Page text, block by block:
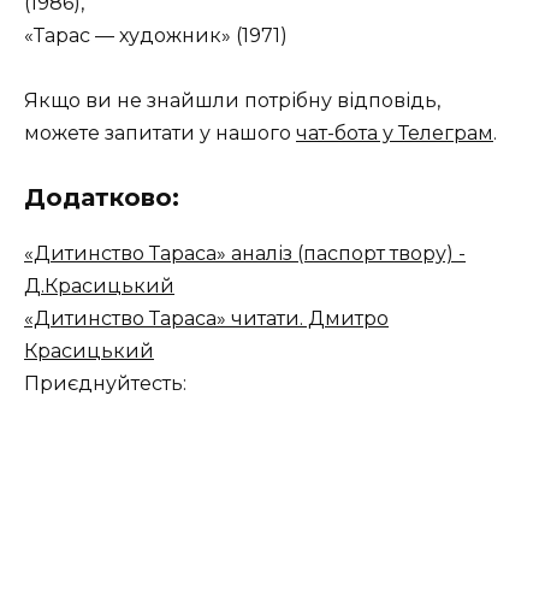
«Тарас — художник» (1971)
Якщо ви не знайшли потрібну відповідь,
можете запитати у нашого чат-бота у Телеграм.
Додатково:
«Дитинство Тараса» аналіз (паспорт твору) -
Д.Красицький
«Дитинство Тараса» читати. Дмитро
Красицький
Приєднуйтесть: